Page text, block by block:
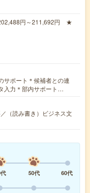
円～211,692円 ★
サポート＊候補者との連
入力＊部内サポート…
（読み書き）ビジネス文
50代
60代